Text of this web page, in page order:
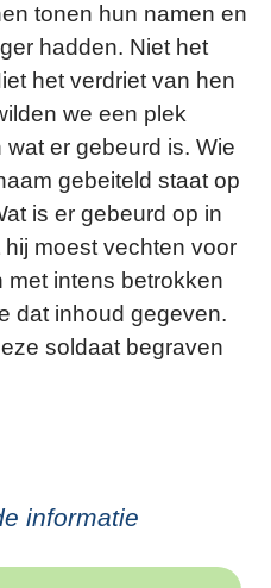
tonen hun namen en
hadden. Niet het
het verdriet van hen
we een plek
er gebeurd is. Wie
gebeiteld staat op
is er gebeurd op in
moest vechten voor
intens betrokken
dat inhoud gegeven.
soldaat begraven
informatie